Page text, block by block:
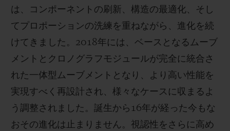
は、コンポーネントの刷新、構造の最適化、そし
てプロポーションの洗練を重ねながら、進化を続
けてきました。2018年には、ベースとなるムーブ
メントとクロノグラフモジュールが完全に統合さ
れた一体型ムーブメントとなり、より高い性能を
実現すべく再設計され、様々なケースに収まるよ
う調整されました。誕生から16年が経った今もな
おその進化は止まりません。視認性をさらに高め